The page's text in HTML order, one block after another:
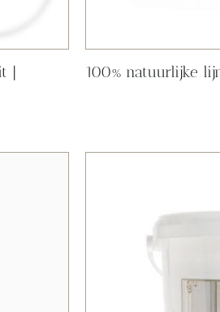
|
100% natuurlijke